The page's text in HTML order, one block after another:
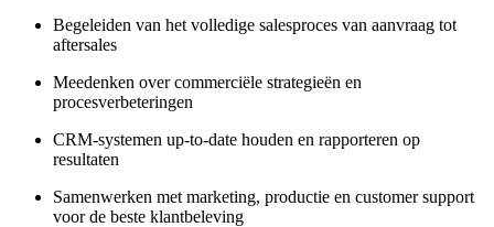
Begeleiden van het volledige salesproces van aanvraag tot
aftersales
Meedenken over commerciële strategieën en
procesverbeteringen
CRM-systemen up-to-date houden en rapporteren op
resultaten
Samenwerken met marketing, productie en customer support
voor de beste klantbeleving